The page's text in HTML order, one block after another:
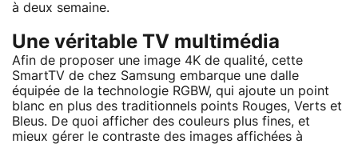
à deux semaine.
Une véritable TV multimédia
Afin de proposer une image 4K de qualité, cette
SmartTV de chez Samsung embarque une dalle
équipée de la technologie RGBW, qui ajoute un point
blanc en plus des traditionnels points Rouges, Verts et
Bleus. De quoi afficher des couleurs plus fines, et
mieux gérer le contraste des images affichées à